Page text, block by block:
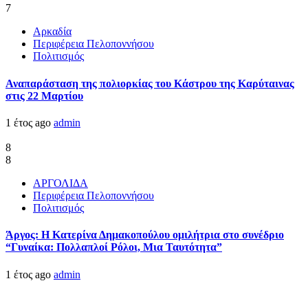
7
Αρκαδία
Περιφέρεια Πελοποννήσου
Πολιτισμός
Αναπαράσταση της πολιορκίας του Κάστρου της Καρύταινας
στις 22 Μαρτίου
1 έτος ago admin
8
8
ΑΡΓΟΛΙΔΑ
Περιφέρεια Πελοποννήσου
Πολιτισμός
Άργος: Η Κατερίνα Δημακοπούλου ομιλήτρια στο συνέδριο
“Γυναίκα: Πολλαπλοί Ρόλοι, Μια Ταυτότητα”
1 έτος ago admin